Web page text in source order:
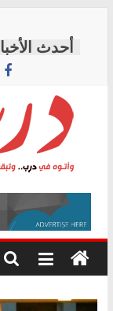
content
درب
وأتوه
درب..
وتبقى
هي